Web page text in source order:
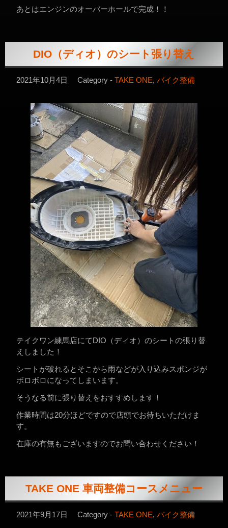
あとはエンジンのオーバーホールで完成！！
DIO（ディオ）のシート張り替え
2021年10月4日 Category -TAKE ONE,バイク整備
テイクワン練馬店にてDIO（ディオ）のシートの張り替
えしました！
シートが破れるとそこから雨などが入り込みスポンジが
ボロボロになってしまいます。
そうなる前に張り替えをおすすめします！
作業時間は20分ほどですので店頭でお待ちいただけま
す。
在庫の有無もございますのでお問い合わせください！
TAKE ONE 車両整備コースメニュー
2021年9月17日 Category -TAKE ONE,バイク整備